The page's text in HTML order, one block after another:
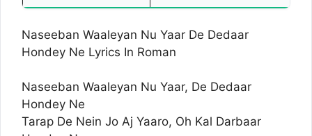
Naseeban Waaleyan Nu Yaar De Dedaar
Hondey Ne Lyrics In Roman
Naseeban Waaleyan Nu Yaar, De Dedaar
Hondey Ne
Tarap De Nein Jo Aj Yaaro, Oh Kal Darbaar